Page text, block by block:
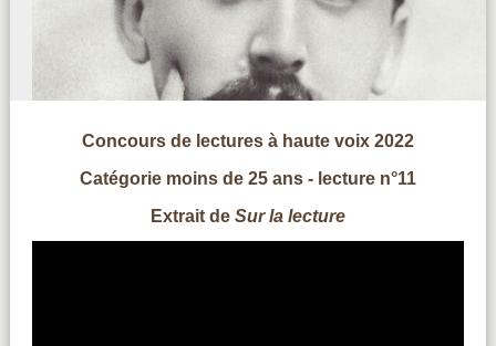
Concours de lectures à haute voix 2022
Catégorie moins de 25 ans - lecture n°11
Extrait de Sur la lecture